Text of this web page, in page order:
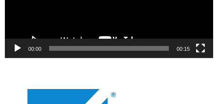
00:00 00:15